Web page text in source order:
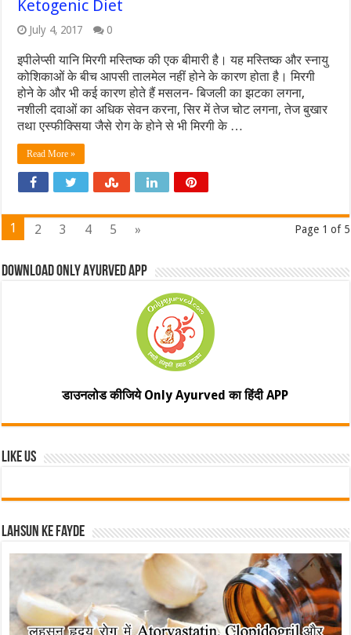
Ketogenic Diet
July 4, 2017 0
इपीलेप्सी यानि मिरगी मस्तिष्क की एक बीमारी है। यह मस्तिष्क और स्नायु
कोशिकाओं के बीच आपसी तालमेल नहीं होने के कारण होता है। मिरगी
होने के और भी कई कारण होते हैं मसलन- बिजली का झटका लगना,
नशीली दवाओं का अधिक सेवन करना, सिर में तेज चोट लगना, तेज बुखार
तथा एस्फीक्सिया जैसे रोग के होने से भी मिरगी के …
Read More »
Page 1 of 5
1 2 3 4 5 »
Download Only Ayurved App
डाउनलोड कीजिये Only Ayurved का हिंदी APP
Like Us
Lahsun ke fayde